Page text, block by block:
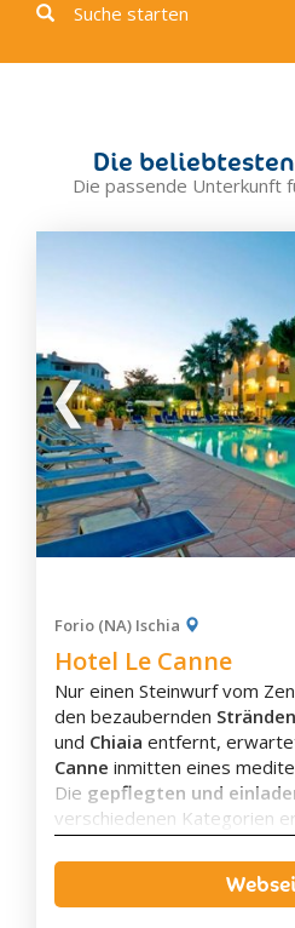
Suche starten
Die
Die passende Unterkunft
Forio (NA) Ischia
Hotel Le Canne
Nur einen Steinwurf vom
den bezaubernden
und Chiaia entfernt,
Canne inmitten eines
Die gepflegten und
verschiedenen Kategorien
über ein eigenes
Haartrockner, einen
Direktwahltelefon, einen